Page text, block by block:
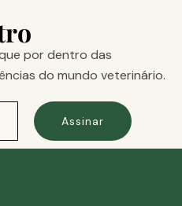
por dentro das
do mundo veterinário.
Assinar